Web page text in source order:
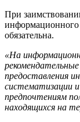
При
информационного
обязательна.
«На
предоставления
систематизации и
предпочтениям
находящихся на